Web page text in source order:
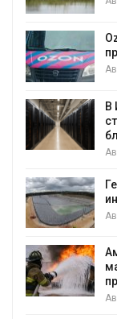
помощи для
Новгорода
центра Google
из-за воды и
как
с
предупредили
из-за
пены